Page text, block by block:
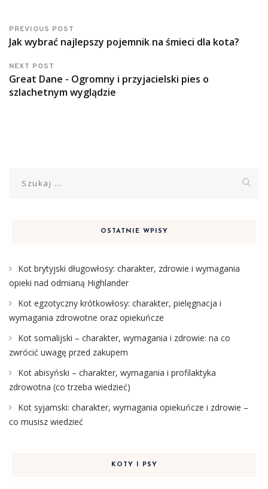
PREVIOUS POST
Jak wybrać najlepszy pojemnik na śmieci dla kota?
NEXT POST
Great Dane - Ogromny i przyjacielski pies o
szlachetnym wyglądzie
OSTATNIE WPISY
Kot brytyjski długowłosy: charakter, zdrowie i wymagania
opieki nad odmianą Highlander
Kot egzotyczny krótkowłosy: charakter, pielęgnacja i
wymagania zdrowotne oraz opiekuńcze
Kot somalijski – charakter, wymagania i zdrowie: na co
zwrócić uwagę przed zakupem
Kot abisyński – charakter, wymagania i profilaktyka
zdrowotna (co trzeba wiedzieć)
Kot syjamski: charakter, wymagania opiekuńcze i zdrowie –
co musisz wiedzieć
KOTY I PSY